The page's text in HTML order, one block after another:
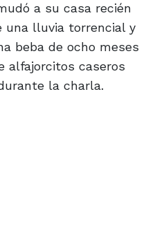
a su casa recién
una lluvia torrencial y
beba de ocho meses
alfajorcitos caseros
la charla.